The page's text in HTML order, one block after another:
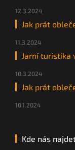
12.3.2024
Jak prát
11.3.2024
Jarní turistika
10.3.2024
Jak prát
10.1.2024
Kde nás